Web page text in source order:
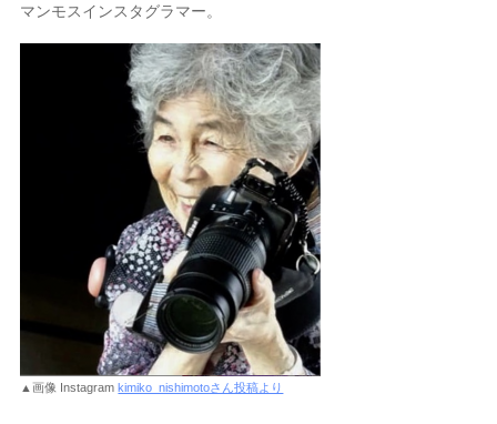
マンモスインスタグラマー。
▲画像 Instagramkimiko_nishimotoさん投稿より